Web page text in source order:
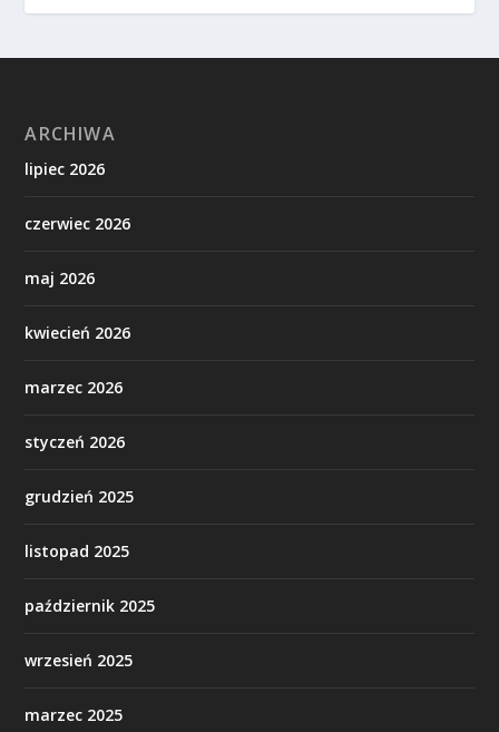
ARCHIWA
lipiec 2026
czerwiec 2026
maj 2026
kwiecień 2026
marzec 2026
styczeń 2026
grudzień 2025
listopad 2025
październik 2025
wrzesień 2025
marzec 2025